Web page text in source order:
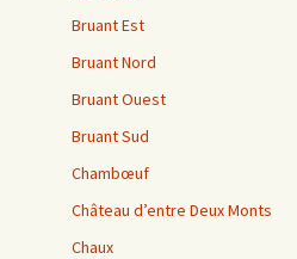
Bruant Est
Bruant Nord
Bruant Ouest
Bruant Sud
Chambœuf
Château d’entre Deux Monts
Chaux